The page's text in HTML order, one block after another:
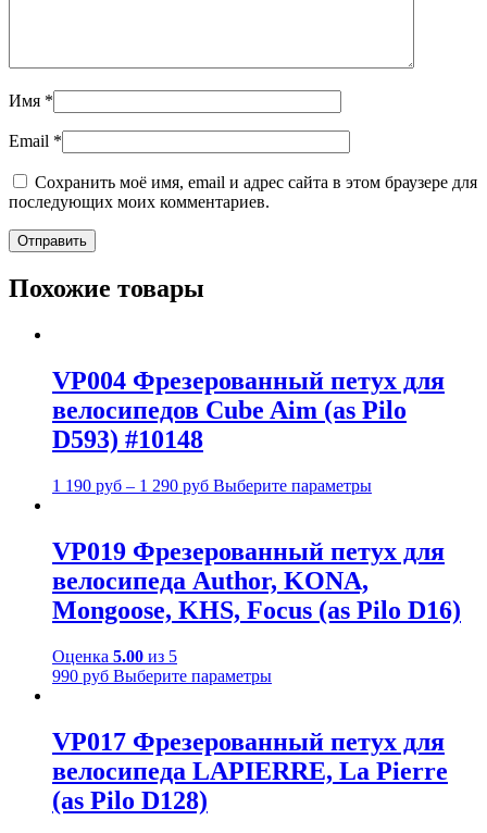
Имя *
Email *
Сохранить моё имя, email и адрес сайта в этом браузере для
последующих моих комментариев.
Похожие товары
VP004 Фрезерованный петух для
велосипедов Cube Aim (as Pilo
D593) #10148
1 190 руб – 1 290 руб Выберите параметры
VP019 Фрезерованный петух для
велосипеда Author, KONA,
Mongoose, KHS, Focus (as Pilo D16)
Оценка 5.00 из 5
990 руб Выберите параметры
VP017 Фрезерованный петух для
велосипеда LAPIERRE, La Pierre
(as Pilo D128)